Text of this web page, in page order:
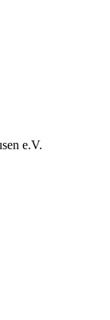
e.V.